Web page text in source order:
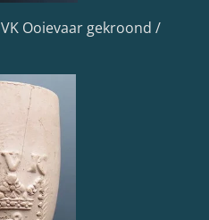
Ooievaar gekroond /